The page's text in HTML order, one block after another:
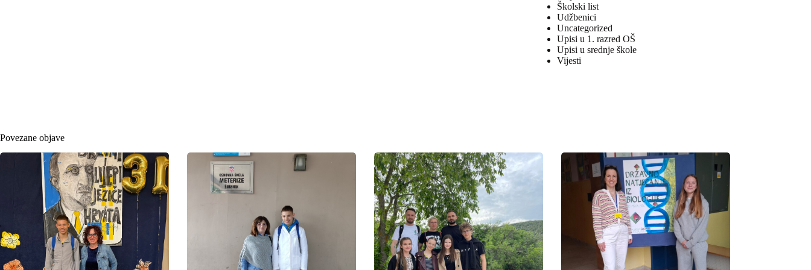
Školski list
Udžbenici
Uncategorized
Upisi u 1. razred OŠ
Upisi u srednje škole
Vijesti
Povezane objave